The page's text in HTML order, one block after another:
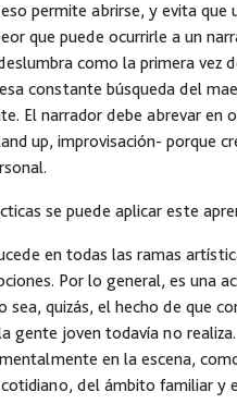
permite abrirse, y evita que
que puede ocurrirle a un
como la primera vez
constante búsqueda del
El narrador debe abrevar en
up, improvisación- porque
se puede aplicar este
en todas las ramas
Por lo general, es una
quizás, el hecho de que
gente joven todavía no realiza.
en la escena,
del ámbito familiar y